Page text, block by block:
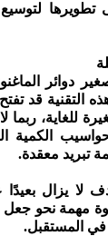
تطويرها
دوائر
التقنية قد
للغاية، ربما
الكمية
تبريد معقدة.
لا يزال
مهمة نحو جعل
في المستقبل.